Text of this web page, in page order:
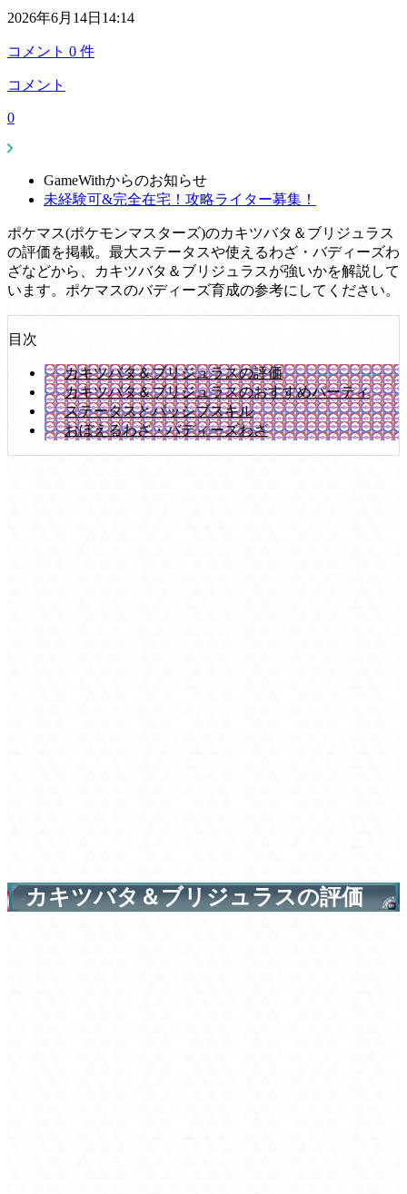
2026年6月14日14:14
コメント 0 件
コメント
0
GameWithからのお知らせ
未経験可&完全在宅！攻略ライター募集！
ポケマス(ポケモンマスターズ)のカキツバタ＆ブリジュラス
の評価を掲載。最大ステータスや使えるわざ・バディーズわ
ざなどから、カキツバタ＆ブリジュラスが強いかを解説して
います。ポケマスのバディーズ育成の参考にしてください。
目次
カキツバタ＆ブリジュラスの評価
カキツバタ＆ブリジュラスのおすすめパーティ
ステータスとパッシブスキル
おぼえるわざ・バディーズわざ
カキツバタ＆ブリジュラスの評価